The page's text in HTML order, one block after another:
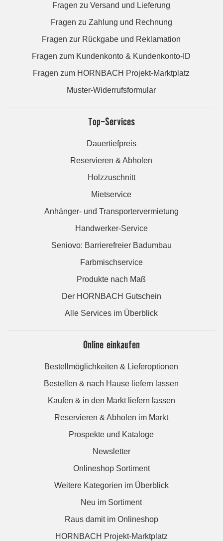
Fragen zu Versand und Lieferung
Fragen zu Zahlung und Rechnung
Fragen zur Rückgabe und Reklamation
Fragen zum Kundenkonto & Kundenkonto-ID
Fragen zum HORNBACH Projekt-Marktplatz
Muster-Widerrufsformular
Top-Services
Dauertiefpreis
Reservieren & Abholen
Holzzuschnitt
Mietservice
Anhänger- und Transportervermietung
Handwerker-Service
Seniovo: Barrierefreier Badumbau
Farbmischservice
Produkte nach Maß
Der HORNBACH Gutschein
Alle Services im Überblick
Online einkaufen
Bestellmöglichkeiten & Lieferoptionen
Bestellen & nach Hause liefern lassen
Kaufen & in den Markt liefern lassen
Reservieren & Abholen im Markt
Prospekte und Kataloge
Newsletter
Onlineshop Sortiment
Weitere Kategorien im Überblick
Neu im Sortiment
Raus damit im Onlineshop
HORNBACH Projekt-Marktplatz